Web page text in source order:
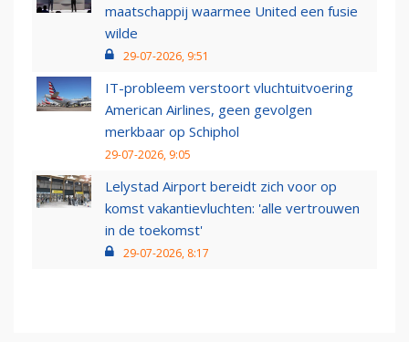
maatschappij waarmee United een fusie
wilde
29-07-2026, 9:51
IT-probleem verstoort vluchtuitvoering
American Airlines, geen gevolgen
merkbaar op Schiphol
29-07-2026, 9:05
Lelystad Airport bereidt zich voor op
komst vakantievluchten: 'alle vertrouwen
in de toekomst'
29-07-2026, 8:17